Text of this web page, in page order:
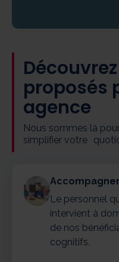
proposés
agence
Nous sommes là
simplifier votre
Le personnel
intervient à
de nos
cognitifs.